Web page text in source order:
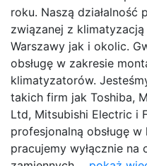
roku. Naszą
związanej z
Warszawy jak i okolic.
obsługę w zakresie
klimatyzatorów.
takich firm jak Toshiba,
Ltd, Mitsubishi Electric i
profesjonalną obsługę
pracujemy wyłącznie